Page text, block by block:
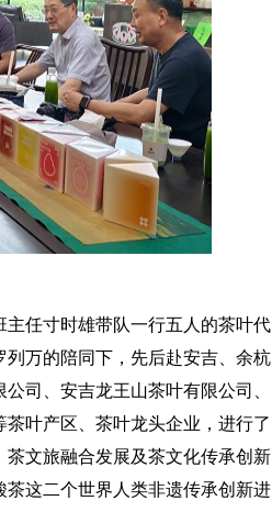
任寸时雄带队一行五人的茶叶代
万的陪同下，先后赴安吉、余杭
司、安吉龙王山茶叶有限公司、
叶产区、茶叶龙头企业，进行了
文旅融合发展及茶文化传承创新
这二个世界人类非遗传承创新进